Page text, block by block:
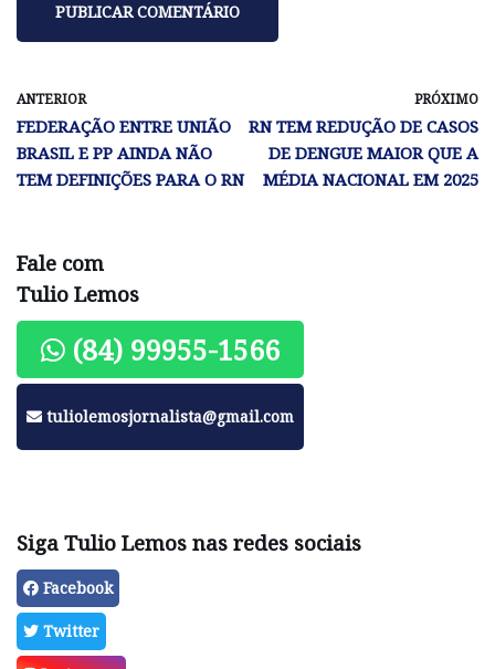
ANTERIOR
FEDERAÇÃO ENTRE UNIÃO
BRASIL E PP AINDA NÃO
TEM DEFINIÇÕES PARA O RN
PRÓXIMO
RN TEM REDUÇÃO DE CASOS
DE DENGUE MAIOR QUE A
MÉDIA NACIONAL EM 2025
Fale com
Tulio Lemos
(84) 99955-1566
tuliolemosjornalista@gmail.com
Siga Tulio Lemos nas redes sociais
Facebook
Twitter